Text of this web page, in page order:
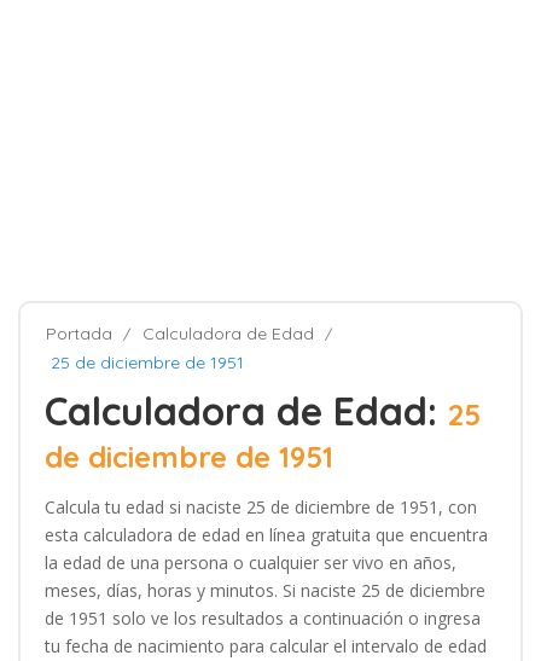
Portada
Calculadora de Edad
25 de diciembre de 1951
Calculadora de Edad: 25
de diciembre de 1951
Calcula tu edad si naciste 25 de diciembre de 1951, con
esta calculadora de edad en línea gratuita que encuentra
la edad de una persona o cualquier ser vivo en años,
meses, días, horas y minutos. Si naciste 25 de diciembre
de 1951 solo ve los resultados a continuación o ingresa
tu fecha de nacimiento para calcular el intervalo de edad